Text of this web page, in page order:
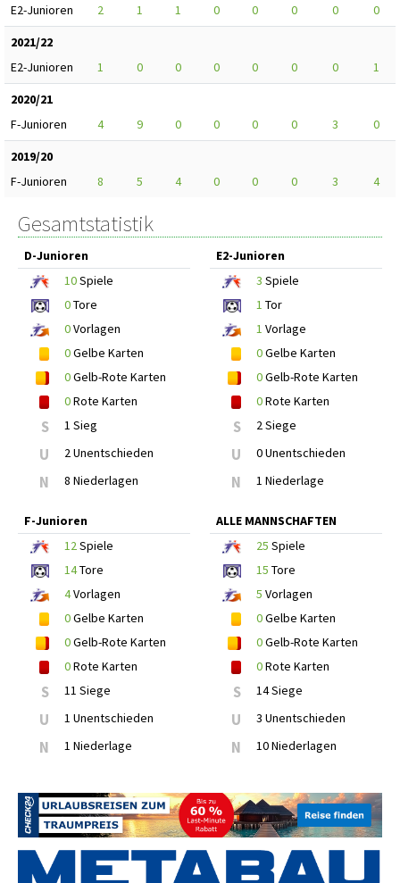
E2-Junioren
2 1 1 0 0 0 0
0
2021/22
E2-Junioren
1 0 0 0 0 0 0
1
2020/21
F-Junioren
4 9 0 0 0 0 3
0
2019/20
F-Junioren
8 5 4 0 0 0 3 4
Gesamtstatistik
D-Junioren
10Spiele
0Tore
0Vorlagen
0Gelbe Karten
0Gelb-Rote Karten
0Rote Karten
S 1 Sieg
U 2 Unentschieden
N 8 Niederlagen
E2-Junioren
3 Spiele
1 Tor
1 Vorlage
0Gelbe Karten
0Gelb-Rote Karten
0Rote Karten
S 2 Siege
U 0 Unentschieden
N 1 Niederlage
F-Junioren
12Spiele
14Tore
4Vorlagen
0Gelbe Karten
0Gelb-Rote Karten
0Rote Karten
S 11 Siege
U 1 Unentschieden
N 1 Niederlage
ALLE MANNSCHAFTEN
25 Spiele
15 Tore
5 Vorlagen
0Gelbe Karten
0Gelb-Rote Karten
0Rote Karten
S 14 Siege
U 3 Unentschieden
N 10 Niederlagen